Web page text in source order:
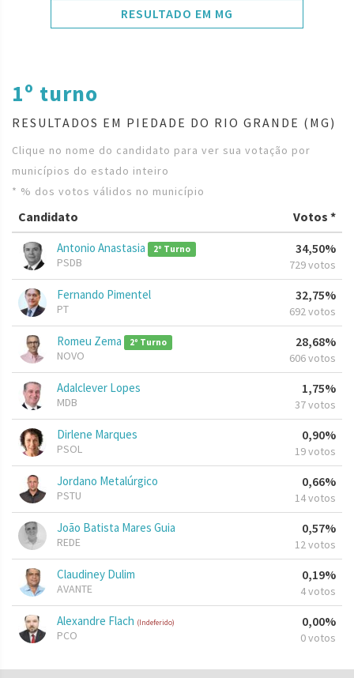
RESULTADO EM MG
1º turno
RESULTADOS EM PIEDADE DO RIO GRANDE (MG)
Clique no nome do candidato para ver sua votação por
municípios do estado inteiro
* % dos votos válidos no município
Candidato Votos *
Antonio Anastasia 2º Turno
PSDB
34,50%
729 votos
Fernando Pimentel
PT
32,75%
692 votos
Romeu Zema 2º Turno
NOVO
28,68%
606 votos
Adalclever Lopes
MDB
1,75%
37 votos
Dirlene Marques
PSOL
0,90%
19 votos
Jordano Metalúrgico
PSTU
0,66%
14 votos
João Batista Mares Guia
REDE
0,57%
12 votos
Claudiney Dulim
AVANTE
0,19%
4 votos
Alexandre Flach (Indeferido)
PCO
0,00%
0 votos